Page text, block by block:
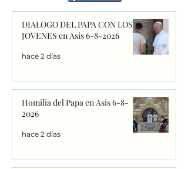
DIALOGO DEL PAPA CON LOS
JOVENES en Asis 6-8-2026
hace 2 días
Homilia del Papa en Asis 6-8-
2026
hace 2 días